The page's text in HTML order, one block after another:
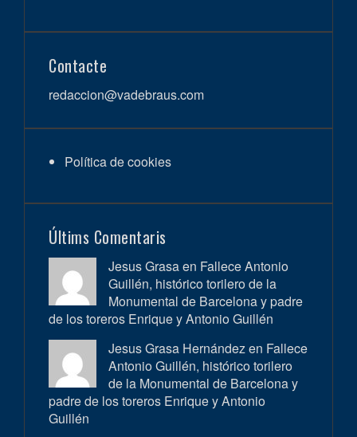
Contacte
redaccion@vadebraus.com
Política de cookies
Últims Comentaris
Jesus Grasa en Fallece Antonio
Guillén, histórico torilero de la
Monumental de Barcelona y padre
de los toreros Enrique y Antonio Guillén
Jesus Grasa Hernández en Fallece
Antonio Guillén, histórico torilero
de la Monumental de Barcelona y
padre de los toreros Enrique y Antonio
Guillén